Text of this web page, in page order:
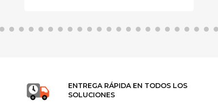
ENTREGA RÁPIDA EN TODOS LOS
SOLUCIONES